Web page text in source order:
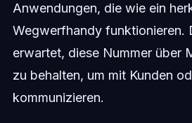
Anwendungen, die wie ein
Wegwerfhandy funktionieren.
erwartet, diese Nummer über
zu behalten, um mit Kunden
kommunizieren.